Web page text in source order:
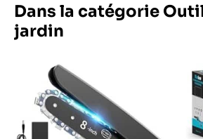
Dans la catégorie
jardin